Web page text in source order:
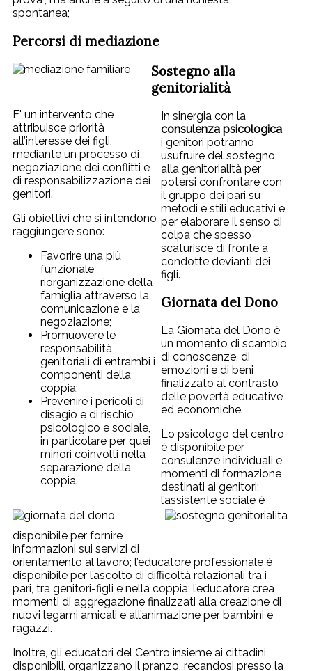
spontanea;
Percorsi di mediazione
E' un intervento che
attribuisce priorità
all’interesse dei figli,
mediante un processo di
negoziazione dei conflitti e
di responsabilizzazione dei
genitori.
Gli obiettivi che si intendono
raggiungere sono:
Favorire una più
funzionale
riorganizzazione della
famiglia attraverso la
comunicazione e la
negoziazione;
Promuovere le
responsabilità
genitoriali di entrambi i
componenti della
coppia;
Prevenire i pericoli di
disagio e di rischio
psicologico e sociale,
in particolare per quei
minori coinvolti nella
separazione della
coppia.
Sostegno alla
genitorialità
In sinergia con la
consulenza psicologica
i genitori potranno
usufruire del sostegno
alla genitorialità per
potersi confrontare con
il gruppo dei pari su
metodi e stili educativi e
per elaborare il senso di
colpa che spesso
scaturisce di fronte a
condotte devianti dei
figli.
Giornata del Dono
La Giornata del Dono è
un momento di scambio
di conoscenze, di
emozioni e di beni
finalizzato al contrasto
delle povertà educative
ed economiche.
Lo psicologo del centro
è disponibile per
consulenze individuali e
momenti di formazione
destinati ai genitori;
l’assistente sociale è
disponibile per fornire
informazioni sui servizi di
orientamento al lavoro; l’educatore professionale è
disponibile per l’ascolto di difficoltà relazionali tra i
pari, tra genitori-figli e nella coppia; l’educatore crea
momenti di aggregazione finalizzati alla creazione di
nuovi legami amicali e all’animazione per bambini e
ragazzi.
Inoltre, gli educatori del Centro insieme ai cittadini
disponibili, organizzano il pranzo, recandosi presso la